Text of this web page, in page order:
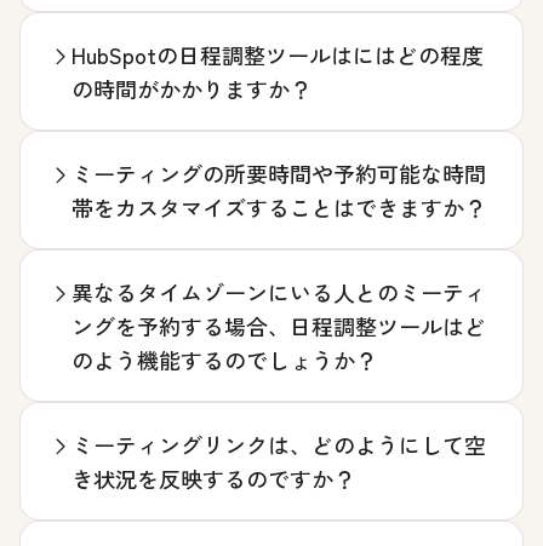
HubSpotの日程調整ツールはにはどの程度
の時間がかかりますか？
ミーティングの所要時間や予約可能な時間
帯をカスタマイズすることはできますか？
異なるタイムゾーンにいる人とのミーティ
ングを予約する場合、日程調整ツールはど
のよう機能するのでしょうか？
ミーティングリンクは、どのようにして空
き状況を反映するのですか？